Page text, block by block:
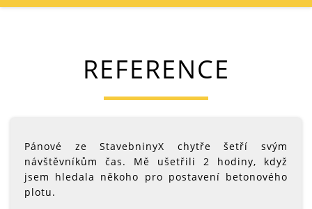
REFERENCE
Pánové ze StavebninyX chytře šetří svým
návštěvníkům čas. Mě ušetřili 2 hodiny, když
jsem hledala někoho pro postavení betonového
plotu.